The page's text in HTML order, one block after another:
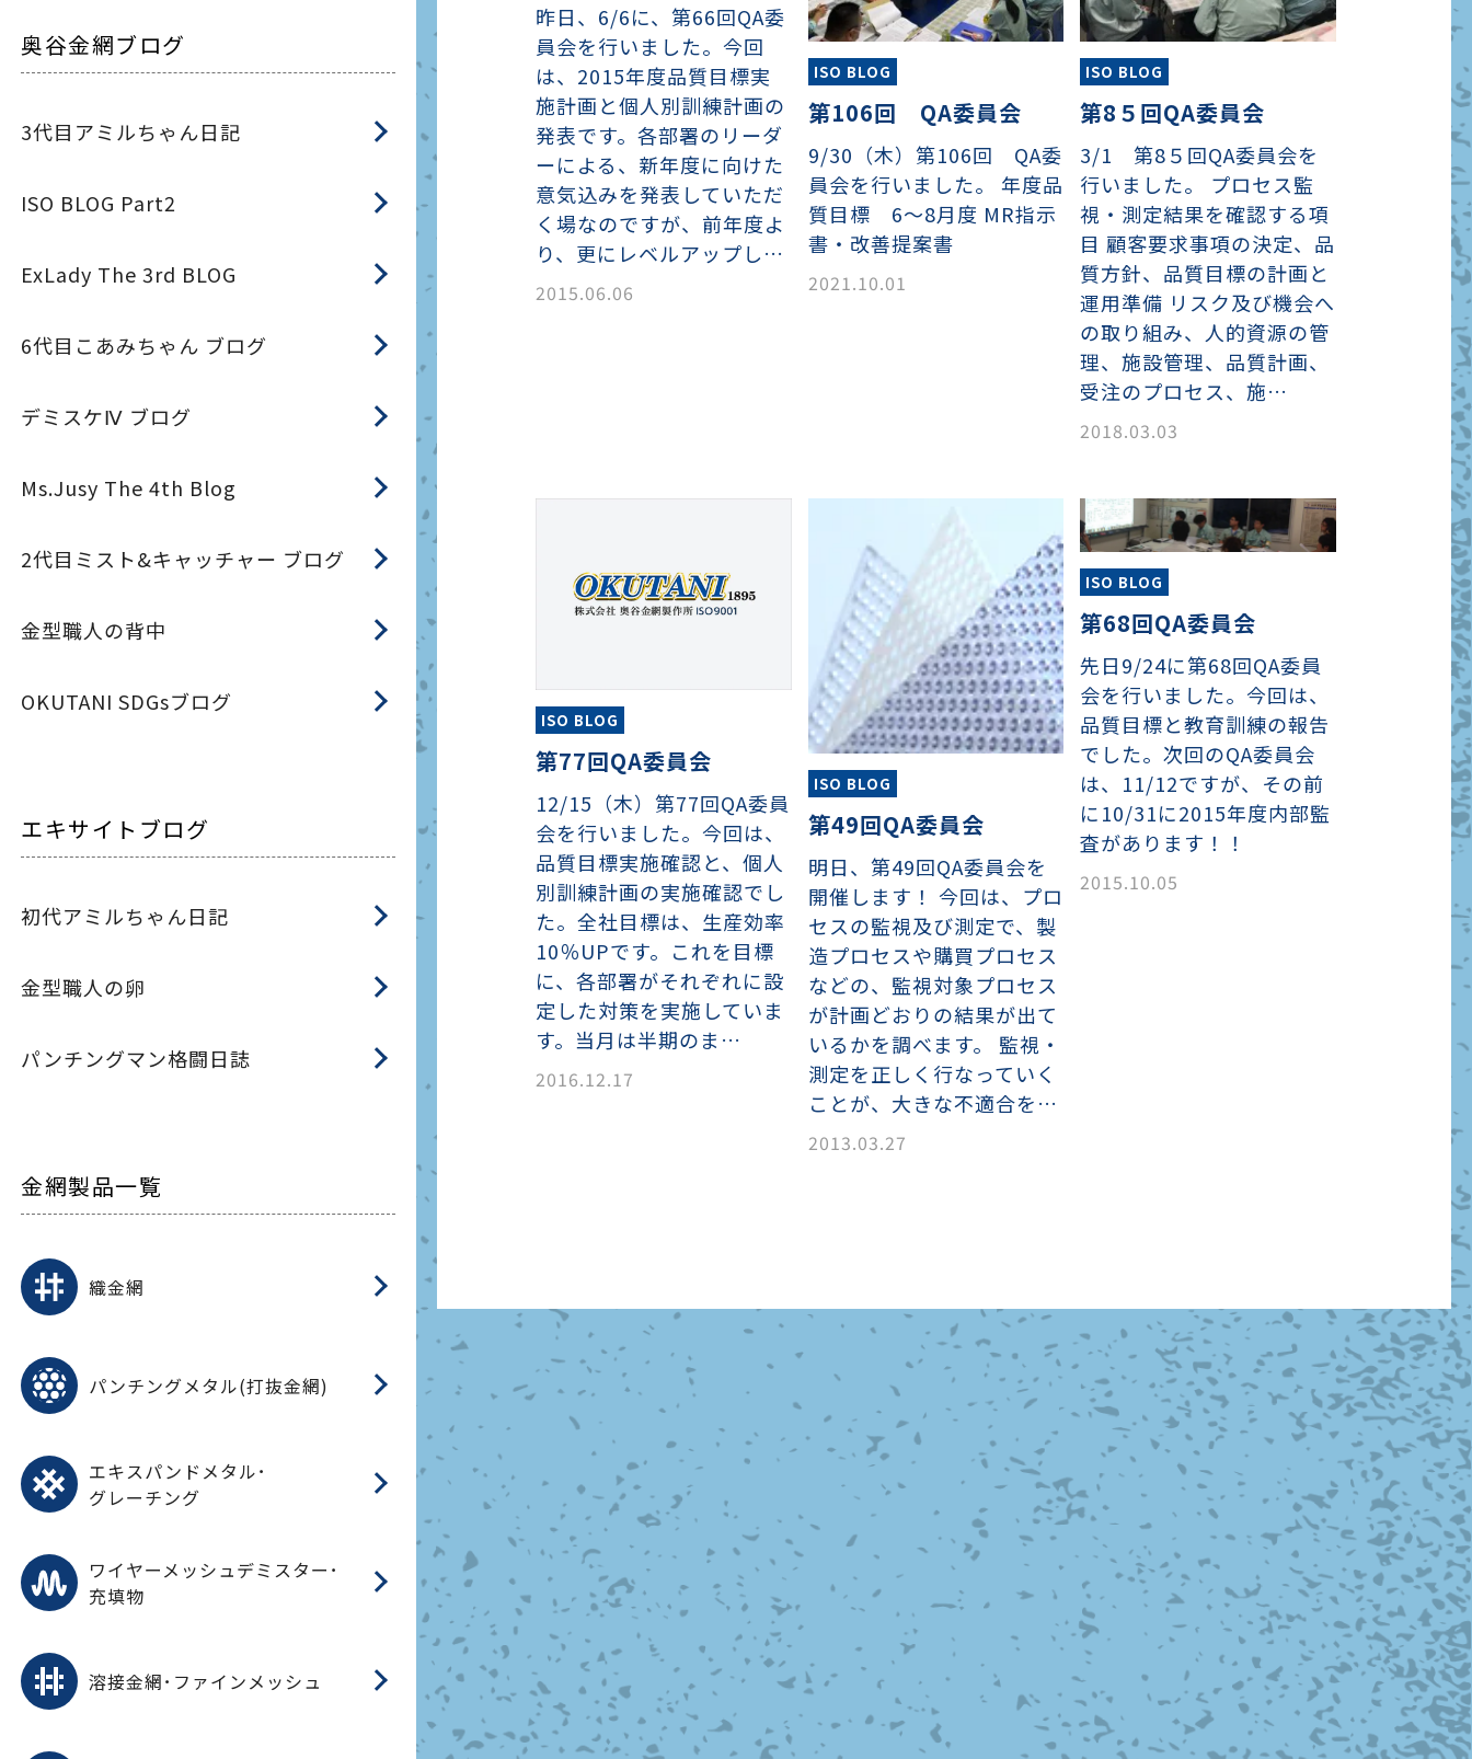
奥谷金網ブログ
3代目アミルちゃん日記
ISO BLOG Part2
ExLady The 3rd BLOG
6代目こあみちゃん ブログ
デミスケⅣ ブログ
Ms.Jusy The 4th Blog
2代目ミスト&キャッチャー ブログ
金型職人の背中
OKUTANI SDGsブログ
エキサイトブログ
初代アミルちゃん日記
金型職人の卵
パンチングマン格闘日誌
金網製品一覧
織金網
パンチングメタル(打抜金網)
金型パターン
在庫リスト
造粒機及び粉砕機用
遠心分離機用
スーパーパンチング™
SUPER PUNCHING™
スーパーパンチング™
標準金型リスト
スーパーパンチング™
在庫リスト
ODSサニタリーストレーナー™
二相ステンレス鋼パンチング
メタル™
耐摩耗鋼板HARDOX®
エンボス・ディンプル加工
樹脂パンチング™
（プラスチックパンチング）
セレクト カラー・サイズ
樹脂パンチング™（PVC）
オーダーシート
CFRTP
（炭素繊維強化熱可塑性樹
パンチング™
大開孔率パンチング™
（X-OPEN AREA
PUNCHING）
C.G.P/コンピューター
グラフィックパンチング
開孔率自動計算(%)
重量自動計算(kg)
パンチングメタル加工品
エキスパンドメタル･
グレーチング
エキスパンドメタル
CFRTP EXメッシュ『CF
TON』
グレーチング
ワイヤーメッシュデミスター･
充填物
ワイヤーメッシュデミスター
蒸留用填充物
デミスター加工品
溶接金網･ファインメッシュ
溶接金網
ファインメッシュ
ファインメッシュ加工品
電子ビームドリル加工
EBD電子ビームドリル加工
多軸同時・微細ドリリング・
レーザースクリーン
昨日、6/6に、第66回QA委
員会を行いました。今回
は、2015年度品質目標実
施計画と個人別訓練計画の
発表です。各部署のリーダ
ーによる、新年度に向けた
意気込みを発表していただ
く場なのですが、前年度よ
り、更にレベルアップし…
2015.06.06
ISO BLOG
第106回 QA委員会
9/30（木）第106回 QA委
員会を行いました。 年度品
質目標 6～8月度 MR指示
書・改善提案書
2021.10.01
ISO BLOG
第8５回QA委員会
3/1 第8５回QA委員会を
行いました。 プロセス監
視・測定結果を確認する項
目 顧客要求事項の決定、品
質方針、品質目標の計画と
運用準備 リスク及び機会へ
の取り組み、人的資源の管
理、施設管理、品質計画、
受注のプロセス、施…
2018.03.03
ISO BLOG
第77回QA委員会
12/15（木）第77回QA委員
会を行いました。今回は、
品質目標実施確認と、個人
別訓練計画の実施確認でし
た。全社目標は、生産効率
10％UPです。これを目標
に、各部署がそれぞれに設
定した対策を実施していま
す。当月は半期のま…
2016.12.17
ISO BLOG
第49回QA委員会
明日、第49回QA委員会を
開催します！ 今回は、プロ
セスの監視及び測定で、製
造プロセスや購買プロセス
などの、監視対象プロセス
が計画どおりの結果が出て
いるかを調べます。 監視・
測定を正しく行なっていく
ことが、大きな不適合を…
2013.03.27
ISO BLOG
第68回QA委員会
先日9/24に第68回QA委員
会を行いました。今回は、
品質目標と教育訓練の報告
でした。次回のQA委員会
は、11/12ですが、その前
に10/31に2015年度内部監
査があります！！
2015.10.05